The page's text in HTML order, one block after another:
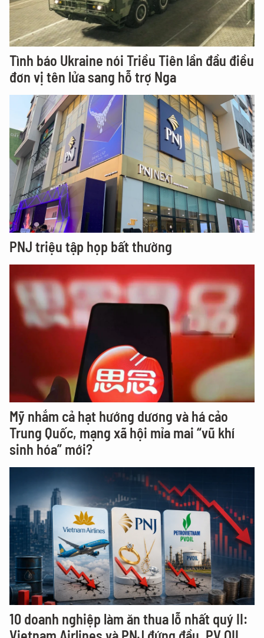
Tình báo Ukraine nói Triều Tiên lần đầu điều
đơn vị tên lửa sang hỗ trợ Nga
PNJ triệu tập họp bất thường
Mỹ nhắm cả hạt hướng dương và há cảo
Trung Quốc, mạng xã hội mỉa mai “vũ khí
sinh hóa” mới?
10 doanh nghiệp làm ăn thua lỗ nhất quý II: